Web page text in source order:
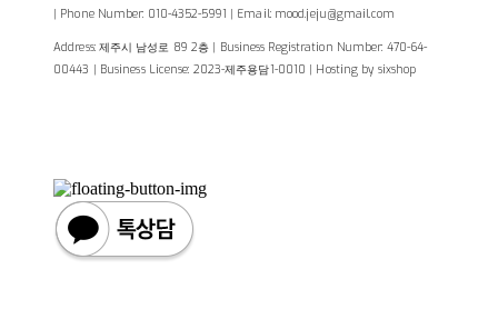
| Phone Number: 010-4352-5991 | Email: mood.jeju@gmail.com
Address: 제주시 남성로 89 2층 | Business Registration Number: 470-64-
00443 | Business License: 2023-제주용담1-0010 | Hosting by sixshop